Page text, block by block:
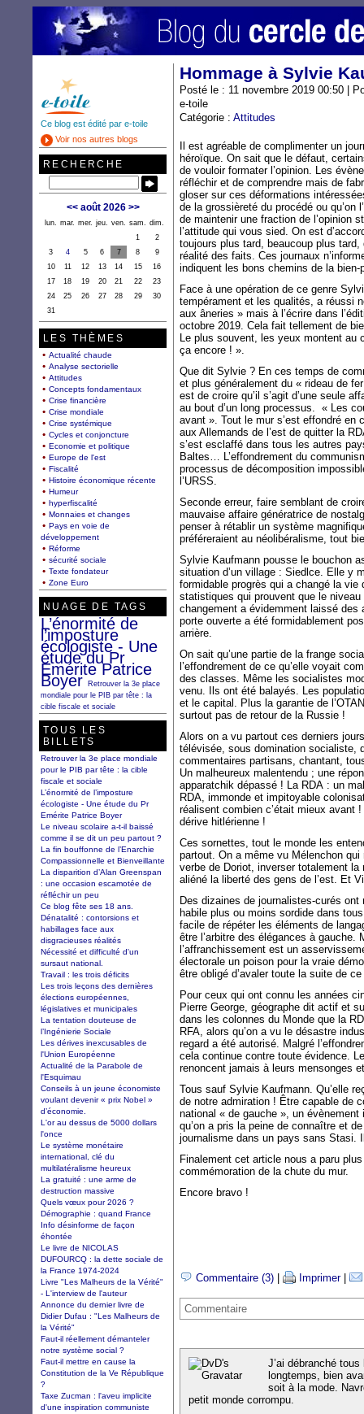
Hommage à Sylvie
Posté le : 11 novembre 2019 00:50 |
e-toile
Catégorie : Attitudes
Il est agréable de complimenter un
héroïque. On sait que le défaut,
de vouloir formater l’opinion. Les
réfléchir et de comprendre mais de
gloser sur ces déformations
de la grossièreté du procédé ou qu’on
de maintenir une fraction de l’opinion
l’attitude qui vous sied. On est
toujours plus tard, beaucoup plus
réalité des faits. Ces journaux
indiquent les bons chemins de la bien-
Face à une opération de ce genre
tempérament et les qualités, a réussi
aux âneries » mais à l’écrire dans
octobre 2019. Cela fait tellement de
Le plus souvent, les yeux montent
ça encore ! ».
Que dit Sylvie ? En ces temps de
et plus généralement du « rideau de
est de croire qu’il s’agit d’une seule
au bout d’un long processus. « Les
avant ». Tout le mur s’est effondré en
aux Allemands de l’est de quitter la
s’est esclaffé dans tous les autres
Baltes… L’effondrement du
processus de décomposition
l’URSS.
Seconde erreur, faire semblant de
mauvaise affaire génératrice de
penser à rétablir un système
préféreraient au néolibéralisme, tout
Sylvie Kaufmann pousse le bouchon
situation d’un village : Siedlce. Elle y
formidable progrès qui a changé la
statistiques qui prouvent que le niveau
changement a évidemment laissé
porte ouverte a été formidablement
arrière.
On sait qu’une partie de la frange
l’effondrement de ce qu’elle voyait
des classes. Même les socialistes
venu. Ils ont été balayés. Les
et le capital. Plus la garantie de
surtout pas de retour de la Russie !
Alors on a vu partout ces derniers
télévisée, sous domination socialiste,
commentaires partisans, chantant,
Un malheureux malentendu ; une
apparatchik dépassé ! La RDA : un
RDA, immonde et impitoyable
réalisent combien c’était mieux avant
dérive hitlérienne !
Ces sornettes, tout le monde les
partout. On a même vu Mélenchon
verbe de Doriot, inverser totalement la
aliéné la liberté des gens de l’est. Et
Des dizaines de journalistes-curés
habile plus ou moins sordide dans
facile de répéter les éléments de
être l’arbitre des élégances à
l’affranchissement est un
électorale un poison pour la vraie
être obligé d’avaler toute la suite de
Pour ceux qui ont connu les années
Pierre George, géographe dit actif et
dans les colonnes du Monde que la
RFA, alors qu’on a vu le désastre
regard a été autorisé. Malgré
cela continue contre toute évidence.
renoncent jamais à leurs mensonges
Tous sauf Sylvie Kaufmann. Qu’elle
de notre admiration ! Être capable de
national « de gauche », un évènement
qu’on a pris la peine de connaître et
journalisme dans un pays sans Stasi.
Finalement cet article nous a paru
commémoration de la chute du mur.
Encore bravo !
Commentaire (3) Imprimer|
Commentaire
J’ai débranché
longtemps, bien
soit à la mode.
petit monde corrompu.
Ce blog est édité par e-toile
Voir nos autres blogs
RECHERCHE
<< août 2026 >>
lun. mar. mer. jeu. ven. sam.
dim.
1
2
3
4 5 6 7 8
9
10
11 12 13 14 15
16
17
18 19 20 21 22
23
24
25 26 27 28 29
30
31
LES THÈMES
Actualité chaude
Analyse sectorielle
Attitudes
Concepts fondamentaux
Crise financière
Crise mondiale
Crise systémique
Cycles et conjoncture
Economie et politique
Europe de l'est
Fiscalité
Histoire économique récente
Humeur
hyperfiscalité
Monnaies et changes
Pays en voie de
développement
Réforme
sécurité sociale
Texte fondateur
Zone Euro
NUAGE DE TAGS
L’énormité de
l’imposture
écologiste - Une
étude du Pr
Emérite Patrice
BoyerRetrouver la 3e place
mondiale pour le PIB par tête : la
cible fiscale et sociale
TOUS LES
BILLETS
Retrouver la 3e place mondiale
pour le PIB par tête : la cible
fiscale et sociale
L’énormité de l’imposture
écologiste - Une étude du Pr
Emérite Patrice Boyer
Le niveau scolaire a-t-il baissé
comme il se dit un peu partout ?
La fin bouffonne de l’Enarchie
Compassionnelle et Bienveillante
La disparition d’Alan Greenspan
: une occasion escamotée de
réfléchir un peu
Ce blog fête ses 18 ans.
Dénatalité : contorsions et
habillages face aux
disgracieuses réalités
Nécessité et difficulté d'un
sursaut national.
Travail : les trois déficits
Les trois leçons des dernières
élections européennes,
législatives et municipales
La tentation douteuse de
l’Ingénierie Sociale
Les dérives inexcusables de
l'Union Européenne
Actualité de la Parabole de
l'Esquimau
Conseils à un jeune économiste
voulant devenir « prix Nobel »
d’économie.
L'or au dessus de 5000 dollars
l'once
Le système monétaire
international, clé du
multilatéralisme heureux
La gratuité : une arme de
destruction massive
Quels vœux pour 2026 ?
Démographie : quand France
Info désinforme de façon
éhontée
Le livre de NICOLAS
DUFOURCQ : la dette sociale de
la France 1974-2024
Livre "Les Malheurs de la Vérité"
- L'interview de l'auteur
Annonce du dernier livre de
Didier Dufau : "Les Malheurs de
la Vérité"
Faut-il réellement démanteler
notre système social ?
Faut-il mettre en cause la
Constitution de la Ve République
?
Taxe Zucman : l'aveu implicite
d'une inspiration communiste